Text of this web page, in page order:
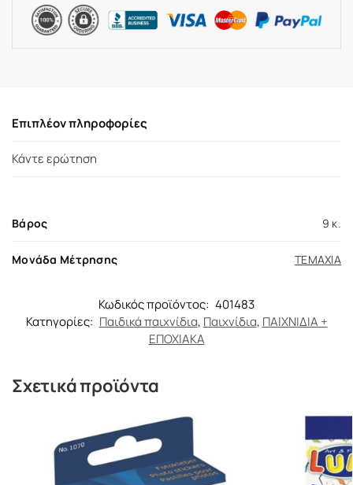
Επιπλέον πληροφορίες
Κάντε ερώτηση
Βάρος 9 κ.
Μονάδα Μέτρησης ΤΕΜΑΧΙΑ
Κωδικός προϊόντος: 401483
Κατηγορίες: Παιδικά παιχνίδια, Παιχνίδια, ΠΑΙΧΝΙΔΙΑ +
ΕΠΟΧΙΑΚΑ
Σχετικά προϊόντα